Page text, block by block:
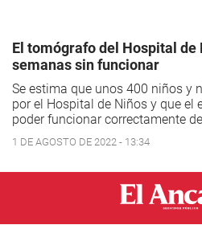
El tomógrafo del Hospital
semanas sin funcionar
Se estima que unos 400 niños y
por el Hospital de Niños y que el
poder funcionar correctamente
1 DE AGOSTO DE 2022 - 13:34